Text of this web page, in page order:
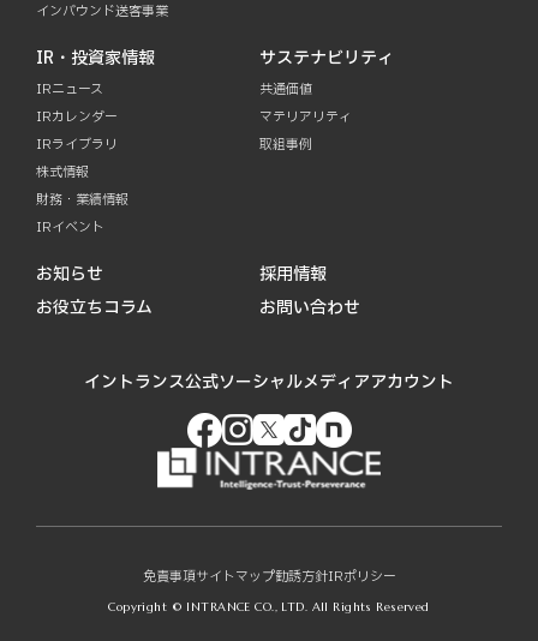
インバウンド送客事業
IR・投資家情報
IRニュース
IRカレンダー
IRライブラリ
株式情報
財務・業績情報
IRイベント
サステナビリティ
共通価値
マテリアリティ
取組事例
お知らせ
お役立ちコラム
採用情報
お問い合わせ
イントランス公式ソーシャルメディアアカウント
免責事項サイトマップ勧誘方針IRポリシー
Copyright © INTRANCE CO., LTD. All Rights Reserved